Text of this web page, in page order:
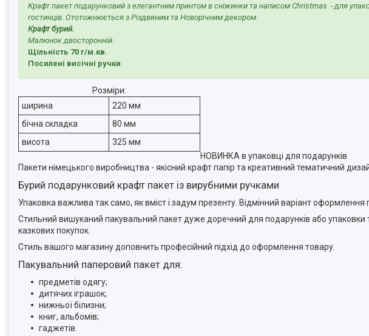
Крафт пакет подарунковий з елегантним принтом в сніжинки та написом Christmas - для
гостинців. Ототожнюється з Різдвяним та Новорічним декором.
Крафт бурий.
Малюнок двосторонній.
Щільність 70 г/м.кв.
Посилені висічні ручки
Розміри:
ширина
220 мм
бічна складка
80 мм
висота
325 мм
НОВИНКА в упаковці для подарунків
Пакети німецького виробництва - якісний крафт папір та креативний тематичний
Бурий подарунковий крафт пакет із вирубними ручками
Упаковка важлива так само, як вміст і задум презенту. Відмінний варіант
Стильний вишуканий пакувальний пакет дуже доречний для подарунків або упаковки
казкових покупок.
Стиль вашого магазину доповнить професійний підхід до оформлення товару.
Пакувальний паперовий пакет для:
предметів одягу;
дитячих іграшок;
нижньої білизни;
книг, альбомів;
гаджетів.